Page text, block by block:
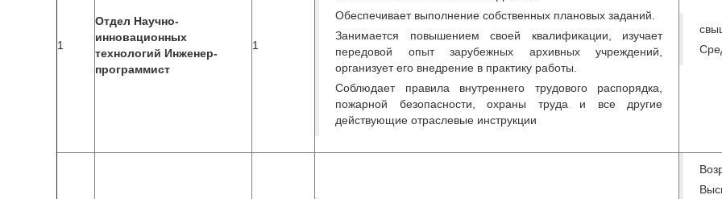
1
Отдел Научно-
инновационных
технологий Инженер-
программист
1
Обеспечивает выполнение собственных плановых заданий.
Занимается повышением своей квалификации, изучает
передовой опыт зарубежных архивных учреждений,
организует его внедрение в практику работы.
Соблюдает правила внутреннего трудового распорядка,
пожарной безопасности, охраны труда и все другие
действующие отраслевые инструкции